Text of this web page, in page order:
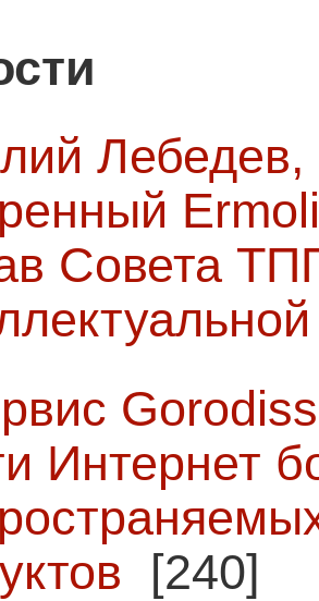
Лебедев,
Совета
Интернет
[240]